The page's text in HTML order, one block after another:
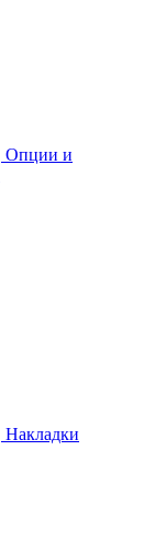
Опции и
Накладки